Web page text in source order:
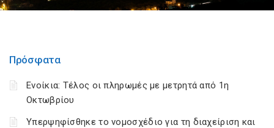
Πρόσφατα
Ενοίκια: Τέλος οι πληρωμές με μετρητά από 1η
Οκτωβρίου
Υπερψηφίσθηκε το νομοσχέδιο για τη διαχείριση και